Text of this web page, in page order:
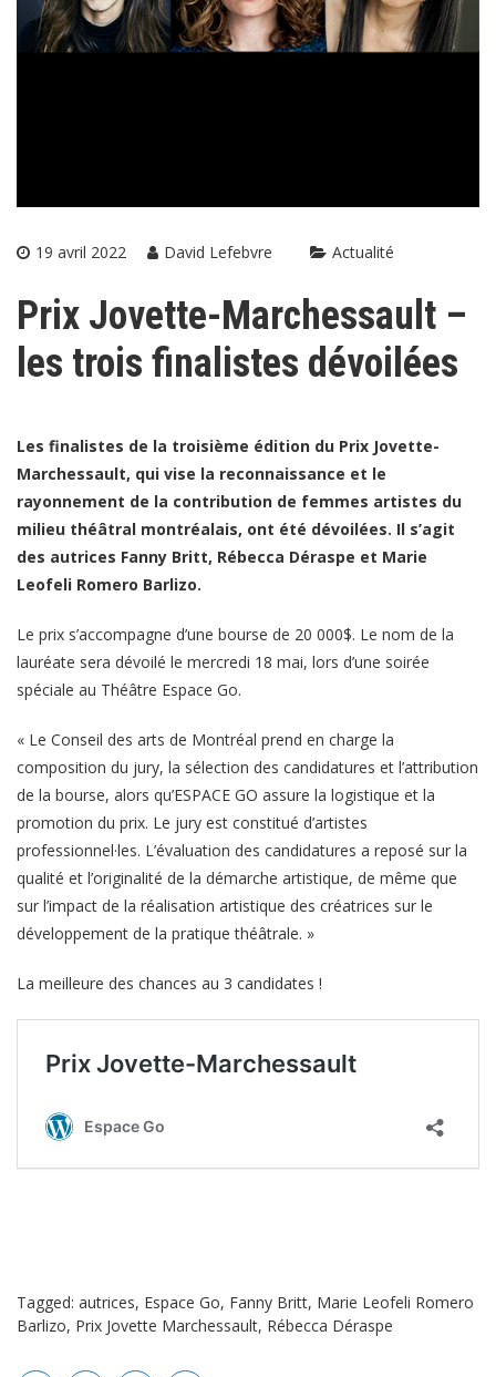
19 avril 2022 David Lefebvre Actualité
Prix Jovette-Marchessault –
les trois finalistes dévoilées
Les finalistes de la troisième édition du Prix Jovette-
Marchessault, qui vise la reconnaissance et le
rayonnement de la contribution de femmes artistes du
milieu théâtral montréalais, ont été dévoilées. Il s’agit
des autrices Fanny Britt, Rébecca Déraspe et Marie
Leofeli Romero Barlizo.
Le prix s’accompagne d’une bourse de 20 000$. Le nom de la
lauréate sera dévoilé le mercredi 18 mai, lors d’une soirée
spéciale au Théâtre Espace Go.
« Le Conseil des arts de Montréal prend en charge la
composition du jury, la sélection des candidatures et l’attribution
de la bourse, alors qu’ESPACE GO assure la logistique et la
promotion du prix. Le jury est constitué d’artistes
professionnel·les. L’évaluation des candidatures a reposé sur la
qualité et l’originalité de la démarche artistique, de même que
sur l’impact de la réalisation artistique des créatrices sur le
développement de la pratique théâtrale. »
La meilleure des chances au 3 candidates !
Tagged: autrices, Espace Go, Fanny Britt, Marie Leofeli Romero
Barlizo, Prix Jovette Marchessault, Rébecca Déraspe